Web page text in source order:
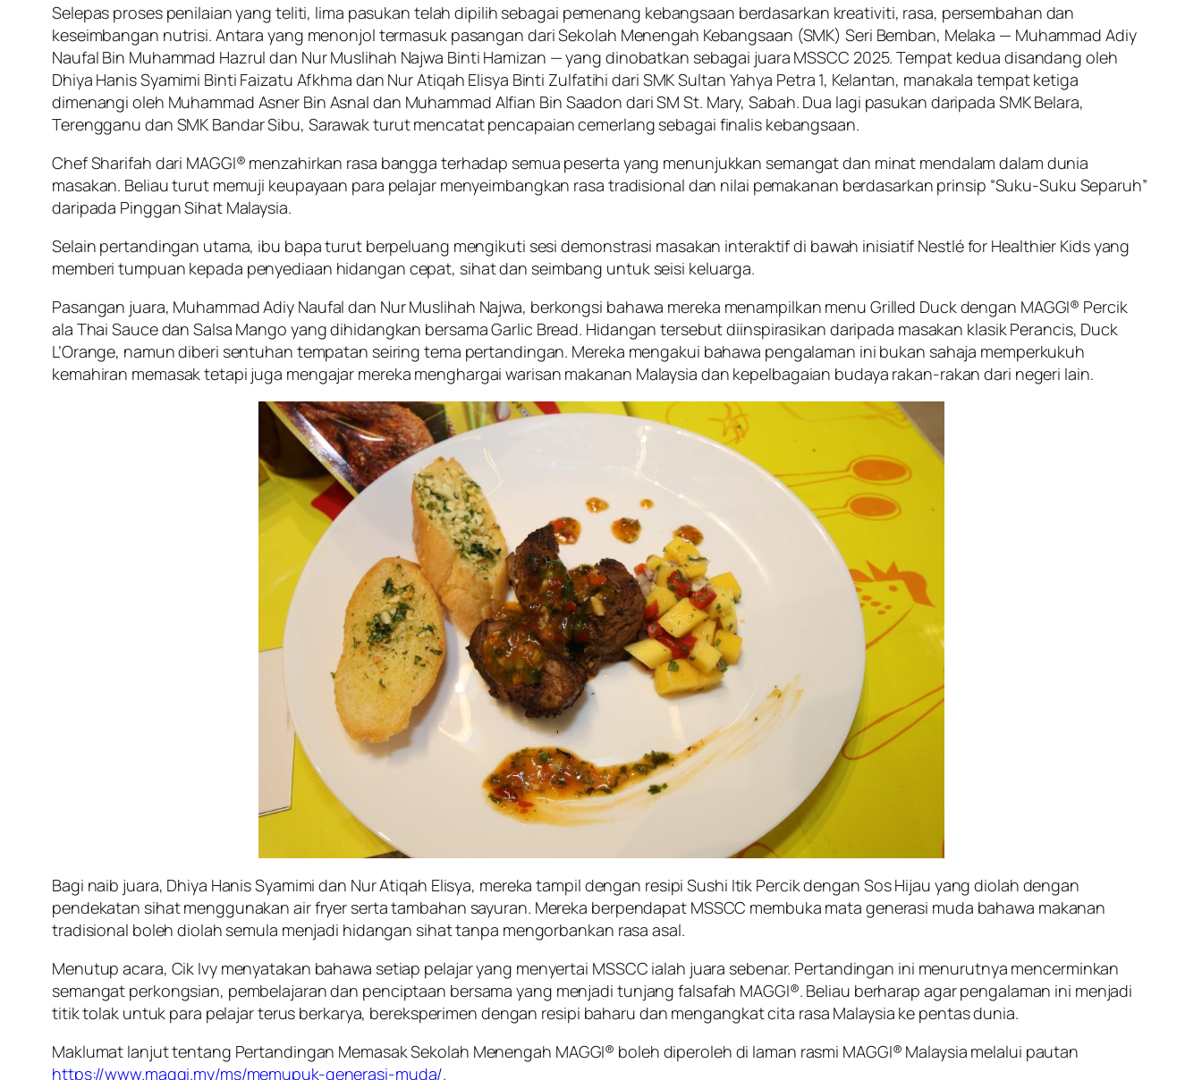
Selepas proses penilaian yang teliti, lima pasukan telah dipilih sebagai pemenang kebangsaan berdasarkan kreativiti, rasa, persembahan dan
keseimbangan nutrisi. Antara yang menonjol termasuk pasangan dari Sekolah Menengah Kebangsaan (SMK) Seri Bemban, Melaka — Muhammad Adiy
Naufal Bin Muhammad Hazrul dan Nur Muslihah Najwa Binti Hamizan — yang dinobatkan sebagai juara MSSCC 2025. Tempat kedua disandang oleh
Dhiya Hanis Syamimi Binti Faizatu Afkhma dan Nur Atiqah Elisya Binti Zulfatihi dari SMK Sultan Yahya Petra 1, Kelantan, manakala tempat ketiga
dimenangi oleh Muhammad Asner Bin Asnal dan Muhammad Alfian Bin Saadon dari SM St. Mary, Sabah. Dua lagi pasukan daripada SMK Belara,
Terengganu dan SMK Bandar Sibu, Sarawak turut mencatat pencapaian cemerlang sebagai finalis kebangsaan.
Chef Sharifah dari MAGGI® menzahirkan rasa bangga terhadap semua peserta yang menunjukkan semangat dan minat mendalam dalam dunia
masakan. Beliau turut memuji keupayaan para pelajar menyeimbangkan rasa tradisional dan nilai pemakanan berdasarkan prinsip “Suku-Suku Separuh”
daripada Pinggan Sihat Malaysia.
Selain pertandingan utama, ibu bapa turut berpeluang mengikuti sesi demonstrasi masakan interaktif di bawah inisiatif Nestlé for Healthier Kids yang
memberi tumpuan kepada penyediaan hidangan cepat, sihat dan seimbang untuk seisi keluarga.
Pasangan juara, Muhammad Adiy Naufal dan Nur Muslihah Najwa, berkongsi bahawa mereka menampilkan menu Grilled Duck dengan MAGGI® Percik
ala Thai Sauce dan Salsa Mango yang dihidangkan bersama Garlic Bread. Hidangan tersebut diinspirasikan daripada masakan klasik Perancis, Duck
L’Orange, namun diberi sentuhan tempatan seiring tema pertandingan. Mereka mengakui bahawa pengalaman ini bukan sahaja memperkukuh
kemahiran memasak tetapi juga mengajar mereka menghargai warisan makanan Malaysia dan kepelbagaian budaya rakan-rakan dari negeri lain.
Bagi naib juara, Dhiya Hanis Syamimi dan Nur Atiqah Elisya, mereka tampil dengan resipi Sushi Itik Percik dengan Sos Hijau yang diolah dengan
pendekatan sihat menggunakan air fryer serta tambahan sayuran. Mereka berpendapat MSSCC membuka mata generasi muda bahawa makanan
tradisional boleh diolah semula menjadi hidangan sihat tanpa mengorbankan rasa asal.
Menutup acara, Cik Ivy menyatakan bahawa setiap pelajar yang menyertai MSSCC ialah juara sebenar. Pertandingan ini menurutnya mencerminkan
semangat perkongsian, pembelajaran dan penciptaan bersama yang menjadi tunjang falsafah MAGGI®. Beliau berharap agar pengalaman ini menjadi
titik tolak untuk para pelajar terus berkarya, bereksperimen dengan resipi baharu dan mengangkat cita rasa Malaysia ke pentas dunia.
Maklumat lanjut tentang Pertandingan Memasak Sekolah Menengah MAGGI® boleh diperoleh di laman rasmi MAGGI® Malaysia melalui pautan
https://www.maggi.my/ms/memupuk-generasi-muda/.